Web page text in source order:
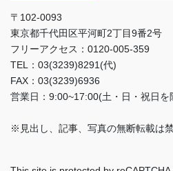
〒102-0093
東京都千代田区平河町2丁目9番2号
フリーアクセス：0120-005-359
TEL：03(3239)8291(代)
FAX：03(3239)6936
営業日：9:00~17:00(土・日・祝日を
※見出し、記事、写真の無断転載は禁